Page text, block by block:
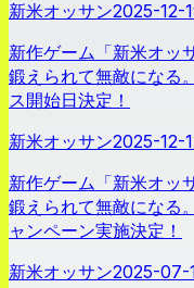
新米オッサン2025-12-
新作ゲーム「新米オッ
鍛えられて無敵になる
ス開始日決定！
新米オッサン2025-12-
新作ゲーム「新米オッ
鍛えられて無敵になる
ャンペーン実施決定！
新米オッサン2025-07-